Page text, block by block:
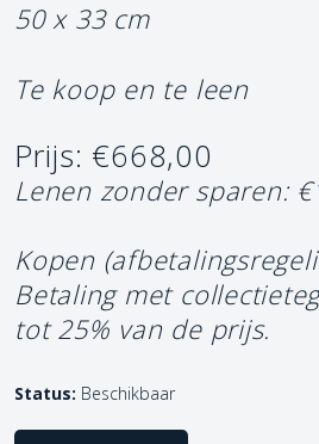
50 x 33 cm
Te koop en te leen
Prijs: €668,00
Lenen zonder sparen:
Kopen
Betaling met
tot 25% van de prijs.
Status: Beschikbaar